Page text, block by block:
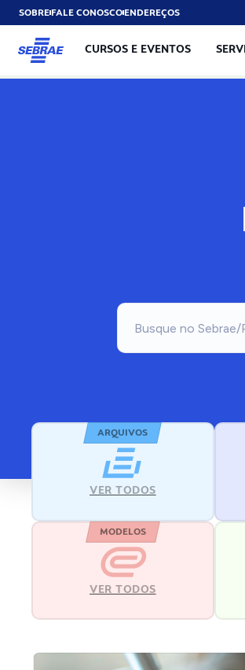
SOBREFALE CONOSCOENDEREÇOS
CURSOS E EVENTOS
ARQUIVOS
VER TODOS
MODELOS
VER TODOS